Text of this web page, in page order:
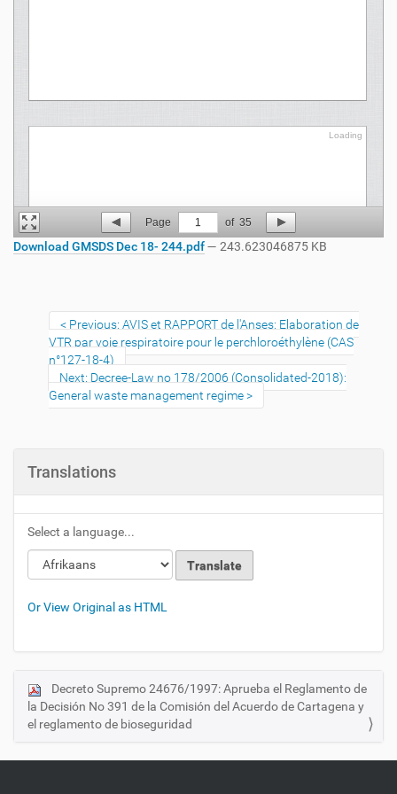
Loading
Loading
Page 1 of 35
Download GMSDS Dec 18- 244.pdf— 243.623046875 KB
Previous: AVIS et RAPPORT de l'Anses: Elaboration de
VTR par voie respiratoire pour le perchloroéthylène (CAS
n°127-18-4)
Next: Decree-Law no 178/2006 (Consolidated-2018):
General waste management regime
Translations
Select a language...
Or View Original as HTML
N
a
i
Decreto Supremo 24676/1997: Aprueba el Reglamento de
la Decisión No 391 de la Comisión del Acuerdo de Cartagena y
el reglamento de bioseguridad